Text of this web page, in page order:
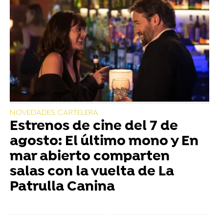
NOVEDADES CARTELERA
Estrenos de cine del 7 de
agosto: El último mono y En
mar abierto comparten
salas con la vuelta de La
Patrulla Canina